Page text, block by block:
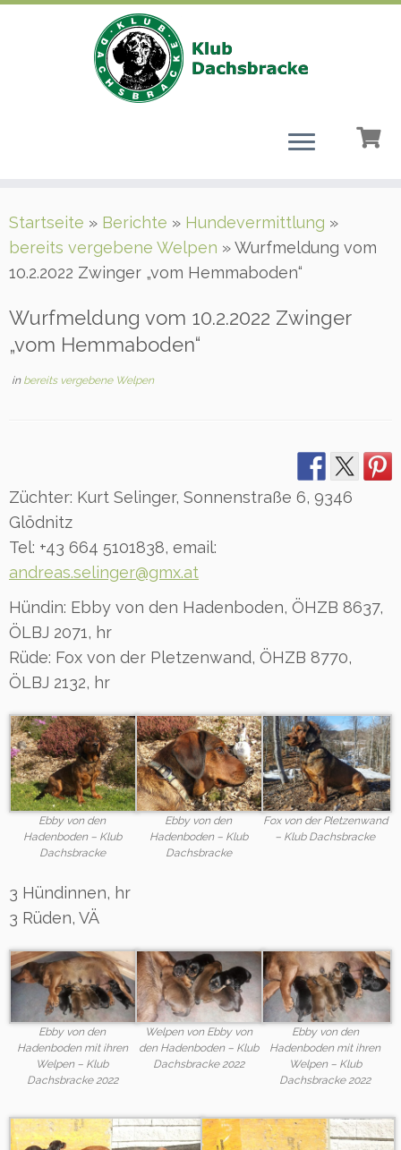
Inhalt
springen
Startseite » Berichte » Hundevermittlung »
bereits vergebene Welpen »Wurfmeldung vom
10.2.2022 Zwinger „vom Hemmaboden“
Wurfmeldung vom 10.2.2022 Zwinger
„vom Hemmaboden“
in bereits vergebene Welpen
Züchter: Kurt Selinger, Sonnenstraße 6, 9346
Glödnitz
Tel: +43 664 5101838, email:
andreas.selinger@gmx.at
Hündin: Ebby von den Hadenboden, ÖHZB 8637,
ÖLBJ 2071, hr
Rüde: Fox von der Pletzenwand, ÖHZB 8770,
ÖLBJ 2132, hr
Ebby von den
Hadenboden – Klub
Dachsbracke
Ebby von den
Hadenboden – Klub
Dachsbracke
Fox von der Pletzenwand
– Klub Dachsbracke
3 Hündinnen, hr
3 Rüden, VÄ
Ebby von den
Hadenboden mit ihren
Welpen – Klub
Dachsbracke 2022
Welpen von Ebby von
den Hadenboden – Klub
Dachsbracke 2022
Ebby von den
Hadenboden mit ihren
Welpen – Klub
Dachsbracke 2022